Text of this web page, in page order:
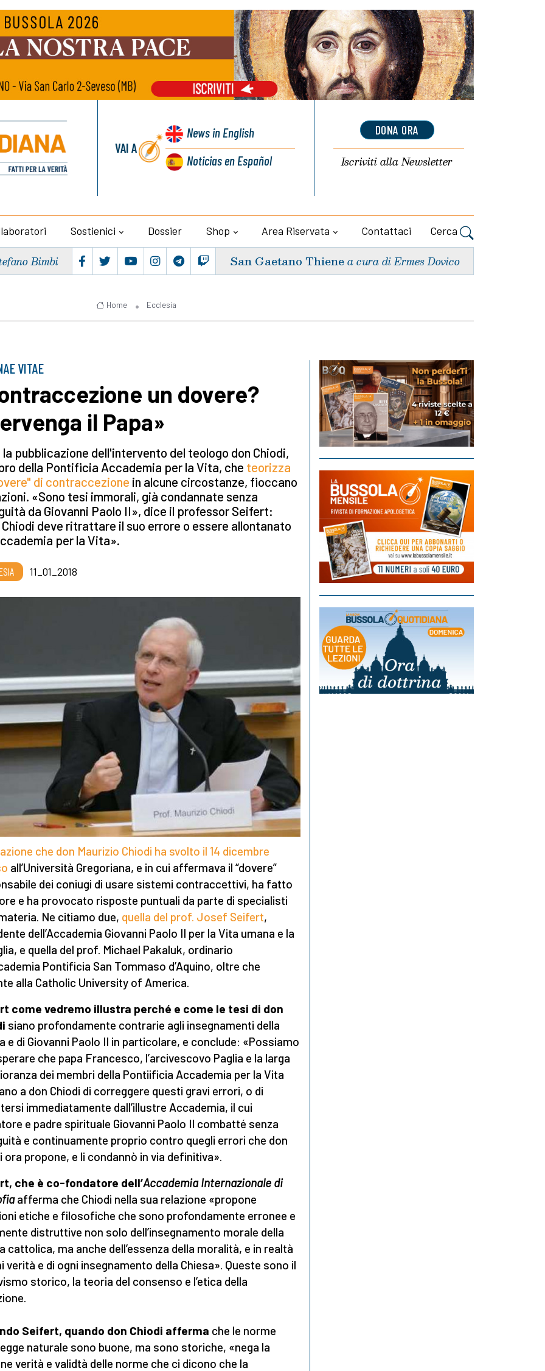
VAI A
Newsin English
Noticiasen Español
DONA ORA
Iscriviti allaNewsletter
Sostienici Dossier Shop Area Riservata Contattaci Cerca
Bimbi San Gaetano Thiene a cura di Ermes Dovico
Home Ecclesia
VITAE
un dovere?
il Papa»
la pubblicazione dell'intervento del teologo don Chiodi,
della Pontificia Accademia per la Vita, che teorizza
di contraccezione in alcune circostanze, fioccano
«Sono tesi immorali, già condannate senza
da Giovanni Paolo II», dice il professor Seifert:
Chiodi deve ritrattare il suo errore o essere allontanato
per la Vita».
11_01_2018
che don Maurizio Chiodi ha svolto il 14 dicembre
all’Università Gregoriana, e in cui affermava il “dovere”
dei coniugi di usare sistemi contraccettivi, ha fatto
e ha provocato risposte puntuali da parte di specialisti
Ne citiamo due, quella del prof. Josef Seifert,
dell’Accademia Giovanni Paolo II per la Vita umana e la
e quella del prof. Michael Pakaluk, ordinario
Pontificia San Tommaso d’Aquino, oltre che
alla Catholic University of America.
come vedremo illustra perché e come le tesi di don
siano profondamente contrarie agli insegnamenti della
e di Giovanni Paolo II in particolare, e conclude: «Possiamo
che papa Francesco, l’arcivescovo Paglia e la larga
dei membri della Pontiificia Accademia per la Vita
a don Chiodi di correggere questi gravi errori, o di
immediatamente dall’illustre Accademia, il cui
e padre spirituale Giovanni Paolo II combatté senza
e continuamente proprio contro quegli errori che don
ora propone, e li condannò in via definitiva».
che è co-fondatore dell’Accademia Internazionale di
afferma che Chiodi nella sua relazione «propone
etiche e filosofiche che sono profondamente erronee e
distruttive non solo dell’insegnamento morale della
cattolica, ma anche dell’essenza della moralità, e in realtà
verità e di ogni insegnamento della Chiesa». Queste sono il
storico, la teoria del consenso e l’etica della
Seifert, quando don Chiodi afferma che le norme
naturale sono buone, ma sono storiche, «nega la
verità e validtà delle norme che ci dicono che la